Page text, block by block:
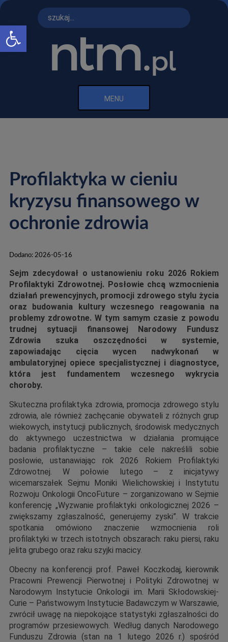
Otwórz pasek narzędzi
MENU
Profilaktyka w cieniu
kryzysu finansowego w
ochronie zdrowia
Dodano: 2026-05-16
Sejm zdecydował o ustanowieniu roku 2026 Rokiem
Profilaktyki Zdrowotnej. Posłowie chcą wzmocnienia
działań prewencyjnych, promocji zdrowego stylu życia
oraz budowania kultury wczesnego reagowania na
problemy zdrowotne. W tym samym czasie z powodu
trudnej sytuacji finansowej Narodowy Fundusz
Zdrowia szuka oszczędności w systemie,
zapowiadając cięcia wycen nadwykonań w
ambulatoryjnej opiece specjalistycznej i diagnostyce,
która jest fundamentem wczesnego wykrycia
choroby.
Skuteczna profilaktyka zdrowia, promocja zdrowego stylu
zdrowia, ale również zachęcanie obywateli z różnych grup
wiekowych, instytucji publicznych, środowisk medycznych
do aktywnego uczestnictwa w działania promujące
badania profilaktyczne – takie cele nakreślili sobie
posłowie, ustanawiając rok 2026 Rokiem Profilaktyki
Zdrowotnej. W połowie lutego – z inicjatywy
wicemarszałek Sejmu Moniki Wielichowskiej i Instytutu
Rozwoju Onkologii OncoFuture – zorganizowano w Sejmie
konferencję „Wyzwanie profilaktyki onkologicznej 2026 –
zwiększamy zgłaszalność, generujemy zyski”. W trakcie
spotkania omówiono znaczenie wzmocnienia roli
profilaktyki w trzech istotnych obszarach: raku piersi, raku
jelita grubego oraz raku szyjki macicy.
Obecny na konferencji prof. Paweł Koczkodaj, kierownik
Pracowni Prewencji Pierwotnej i Polityki Zdrowotnej w
Narodowym Instytucie Onkologii im. Marii Skłodowskiej-
Curie – Państwowym Instytucie Badawczym w Warszawie,
zwrócił uwagę na niepokojące statystyki zgłaszalności do
programów przesiewowych. Według danych Narodowego
Funduszu Zdrowia (stan na 1 lutego 2026 r.) spośród